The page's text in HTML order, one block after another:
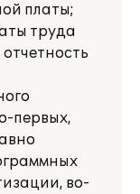
платы;
труда
первых,
во-